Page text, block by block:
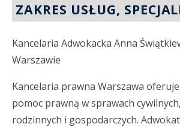
ZAKRES USŁUG,
Kancelaria Adwokacka Anna
Warszawie
Kancelaria prawna Warszawa
pomoc prawną w sprawach
rodzinnych i gospodarczych.